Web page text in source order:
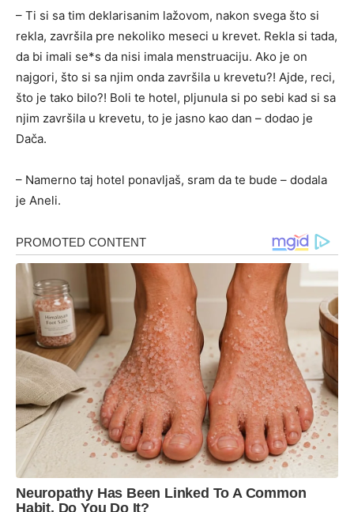
– Ti si sa tim deklarisanim lažovom, nakon svega što si
rekla, završila pre nekoliko meseci u krevet. Rekla si tada,
da bi imali se*s da nisi imala menstruaciju. Ako je on
najgori, što si sa njim onda završila u krevetu?! Ajde, reci,
što je tako bilo?! Boli te hotel, pljunula si po sebi kad si sa
njim završila u krevetu, to je jasno kao dan – dodao je
Dača.
– Namerno taj hotel ponavljaš, sram da te bude – dodala
je Aneli.